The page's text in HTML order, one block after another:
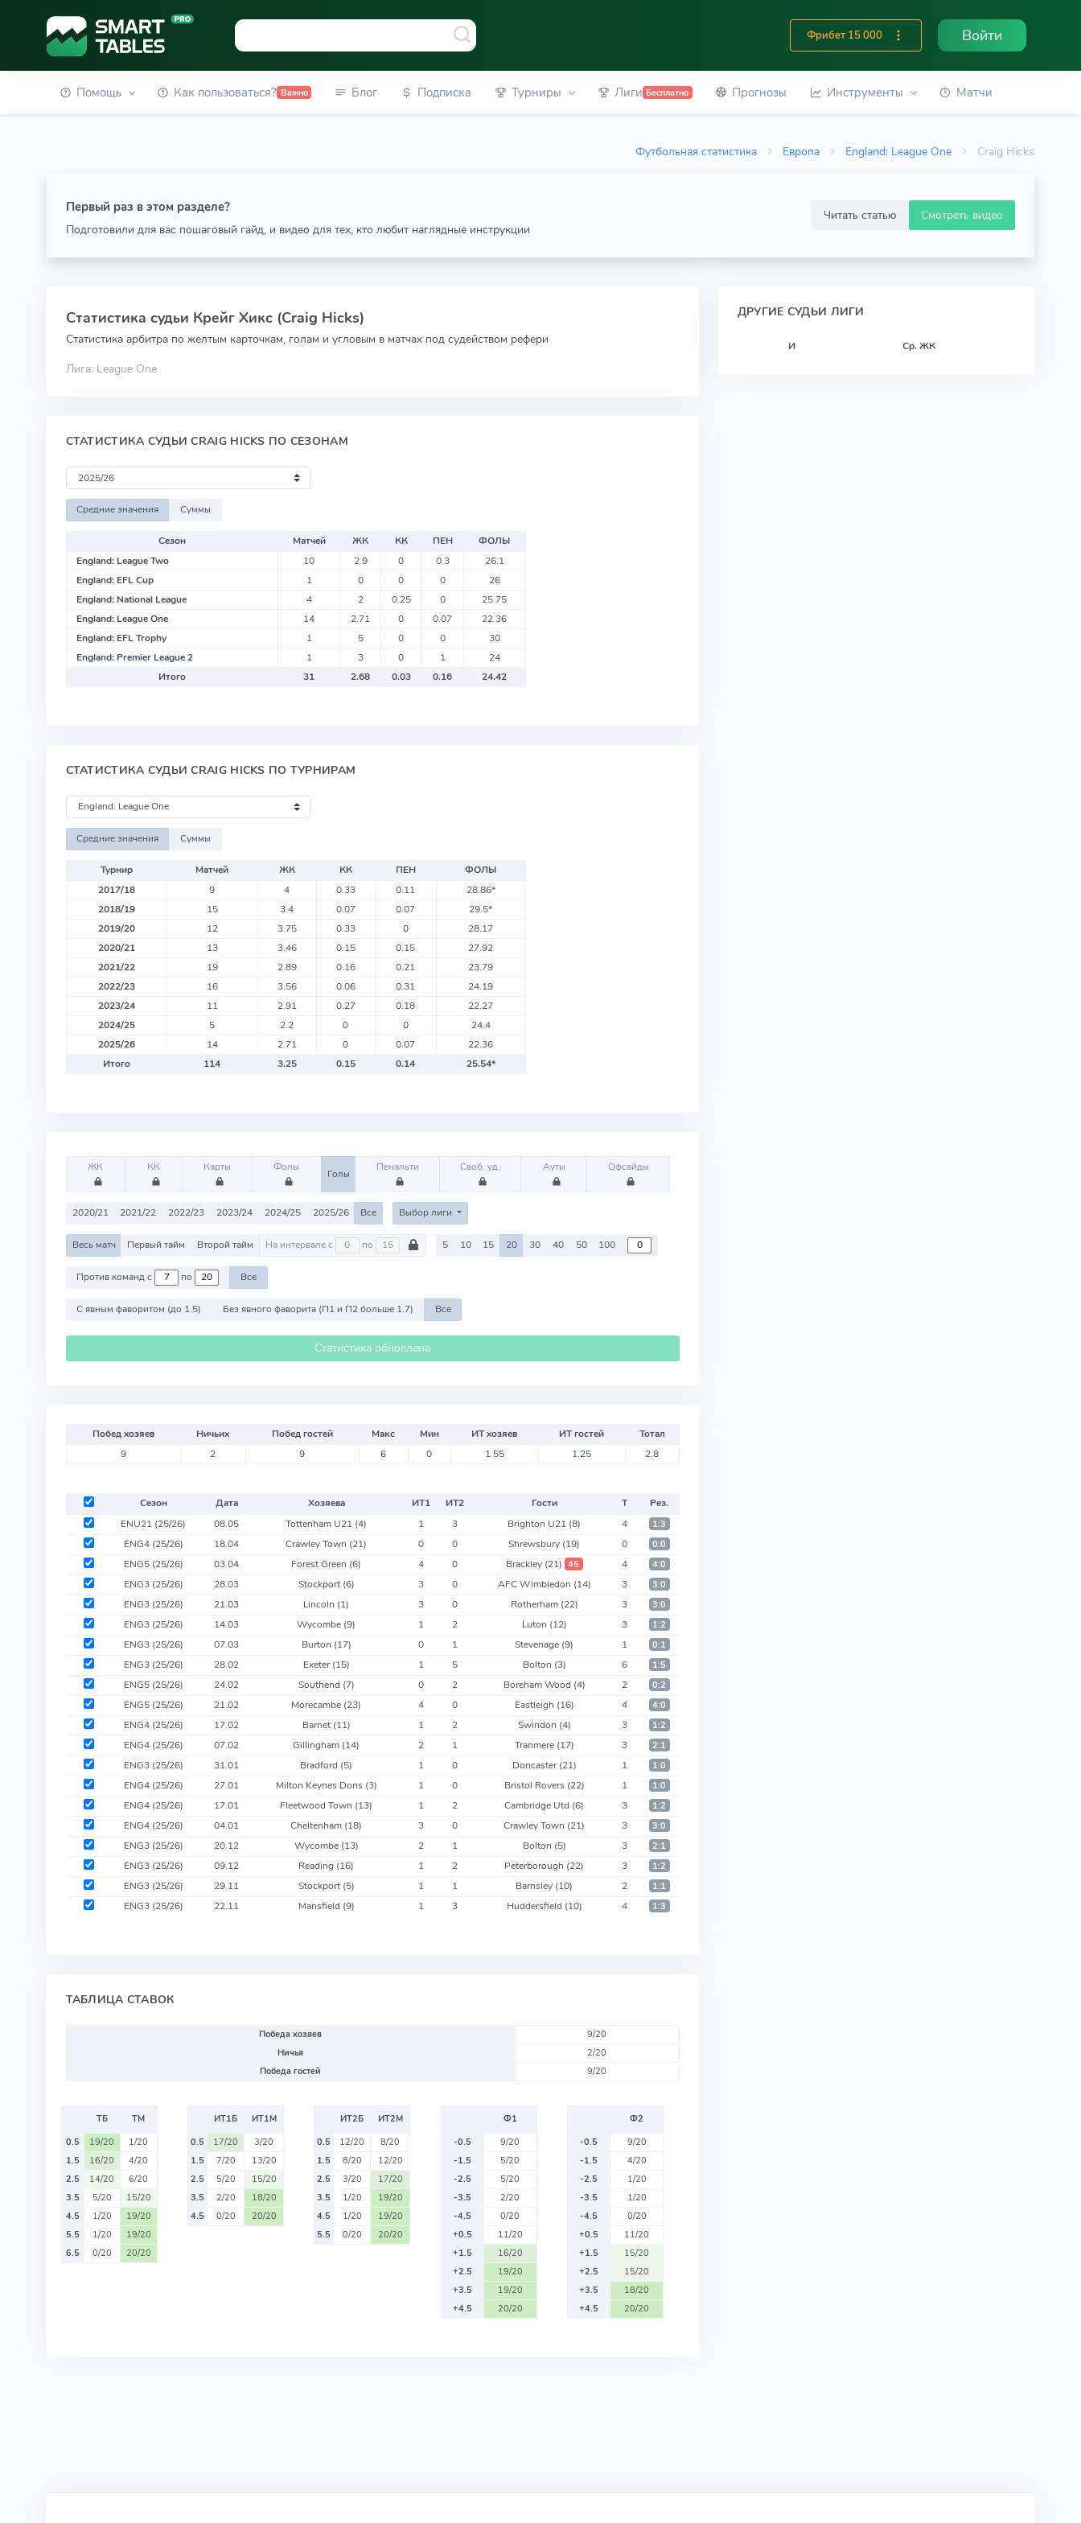
Фрибет 15 000 Войти
Помощь Как пользоваться? Важно Блог Подписка Турниры Лиги Бесплатно Прогнозы Инструменты Матчи
Футбольная статистика Европа England: League One Craig Hicks
Первый раз в этом разделе?
Подготовили для вас пошаговый гайд, и видео для тех, кто любит наглядные инструкции
Читать статью Смотреть видео
Статистика судьи Крейг Хикс (Craig Hicks)
Статистика арбитра по желтым карточкам, голам и угловым в матчах под судейством рефери
Лига: League One
СТАТИСТИКА СУДЬИ CRAIG HICKS ПО СЕЗОНАМ
Средние значения Суммы
Сезон Матчей ЖК КК ПЕН
ФОЛЫ
England: League Two
10 2.9 0 0.3
26.1
England: EFL Cup
1 0 0 0
26
England: National League
4 2 0.25 0
25.75
England: League One
14 2.71 0 0.07
22.36
England: EFL Trophy
1 5 0 0
30
England: Premier League 2
1 3 0 1
24
Итого
31 2.68 0.03 0.16 24.42
СТАТИСТИКА СУДЬИ CRAIG HICKS ПО ТУРНИРАМ
Средние значения Суммы
Турнир Матчей ЖК КК ПЕН
ФОЛЫ
2017/18
9 4 0.33 0.11 28.86*
2018/19
15 3.4 0.07 0.07 29.5*
2019/20
12 3.75 0.33 0
28.17
2020/21
13 3.46 0.15 0.15
27.92
2021/22
19 2.89 0.16 0.21
23.79
2022/23
16 3.56 0.06 0.31
24.19
2023/24
11 2.91 0.27 0.18
22.27
2024/25
5 2.2 0 0
24.4
2025/26
14 2.71 0 0.07
22.36
Итого
114 3.25 0.15 0.14 25.54*
ЖК КК Карты Фолы
Голы
Пенальти Своб. уд. Ауты Офсайды
2020/21 2021/22 2022/23 2023/24 2024/25 2025/26 Все Выбор лиги
Весь матч Первый тайм Второй тайм На интервале с по 5 10 15 20 30 40 50 100
Против команд с по Все
С явным фаворитом (до 1.5) Без явного фаворита (П1 и П2 больше 1.7) Все
Статистика обновлена
Побед хозяев Ничьих Побед гостей Макс Мин ИТ хозяев ИТ гостей
Тотал
9
2 9 6 0 1.55 1.25 2.8
Сезон Дата Хозяева ИТ1 ИТ2 Гости Т
Рез.
ENU21 (25/26)
08.05 Tottenham U21 (4) 1 3 Brighton U21 (8) 4 1:3
ENG4 (25/26) 18.04 Crawley Town (21) 0 0 Shrewsbury (19) 0 0:0
ENG5 (25/26) 03.04 Forest Green (6) 4 0 Brackley (21) 45 4 4:0
ENG3 (25/26) 28.03 Stockport (6) 3 0 AFC Wimbledon (14) 3 3:0
ENG3 (25/26) 21.03 Lincoln (1) 3 0 Rotherham (22) 3 3:0
ENG3 (25/26) 14.03 Wycombe (9) 1 2 Luton (12) 3 1:2
ENG3 (25/26) 07.03 Burton (17) 0 1 Stevenage (9) 1 0:1
ENG3 (25/26) 28.02 Exeter(15) 1 5 Bolton (3) 6 1:5
ENG5 (25/26) 24.02 Southend (7) 0 2 Boreham Wood (4) 2 0:2
ENG5 (25/26) 21.02 Morecambe (23) 4 0 Eastleigh (16) 4 4:0
ENG4 (25/26) 17.02 Barnet (11) 1 2 Swindon (4) 3 1:2
ENG4 (25/26) 07.02 Gillingham (14) 2 1 Tranmere (17) 3 2:1
ENG3 (25/26) 31.01 Bradford (5) 1 0 Doncaster(21) 1 1:0
ENG4 (25/26) 27.01 Milton Keynes Dons (3) 1 0 Bristol Rovers (22) 1 1:0
ENG4 (25/26) 17.01 Fleetwood Town (13) 1 2 Cambridge Utd (6) 3 1:2
ENG4 (25/26) 04.01 Cheltenham (18) 3 0 Crawley Town (21) 3 3:0
ENG3 (25/26) 20.12 Wycombe (13) 2 1 Bolton (5) 3 2:1
ENG3 (25/26) 09.12 Reading (16) 1 2 Peterborough (22) 3 1:2
ENG3 (25/26) 29.11 Stockport (5) 1 1 Barnsley (10) 2 1:1
ENG3 (25/26) 22.11 Mansfield (9) 1 3 Huddersfield (10) 4 1:3
ТАБЛИЦА СТАВОК
Победа хозяев
9/20
Ничья
2/20
Победа гостей
9/20
ТБ
ТМ
0.5
19/20
1/20
1.5
16/20
4/20
2.5
14/20
6/20
3.5
5/20
15/20
4.5
1/20
19/20
5.5
1/20
19/20
6.5
0/20 20/20
ИТ1Б
ИТ1М
0.5
17/20
3/20
1.5
7/20
13/20
2.5
5/20
15/20
3.5
2/20
18/20
4.5
0/20 20/20
ИТ2Б
ИТ2М
0.5
12/20
8/20
1.5
8/20
12/20
2.5
3/20
17/20
3.5
1/20
19/20
4.5
1/20
19/20
5.5
0/20 20/20
Ф1
-0.5
9/20
-1.5
5/20
-2.5
5/20
-3.5
2/20
-4.5
0/20
+0.5
11/20
+1.5
16/20
+2.5
19/20
+3.5
19/20
+4.5
20/20
Ф2
-0.5
9/20
-1.5
4/20
-2.5
1/20
-3.5
1/20
-4.5
0/20
+0.5
11/20
+1.5
15/20
+2.5
15/20
+3.5
18/20
+4.5
20/20
ДРУГИЕ СУДЬИ ЛИГИ
И Ср. ЖК